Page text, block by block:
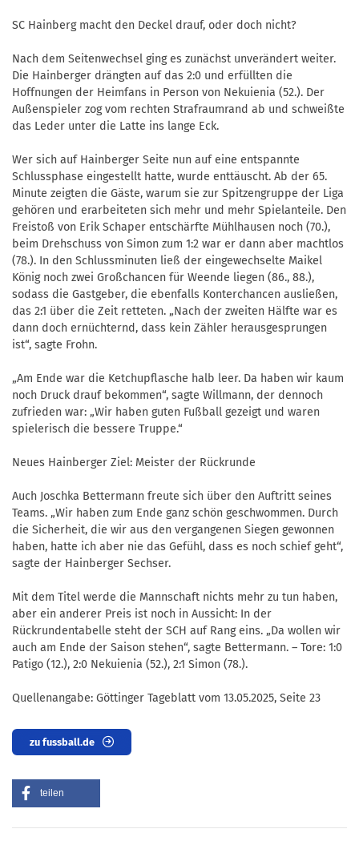
SC Hainberg macht den Deckel drauf, oder doch nicht?
Nach dem Seitenwechsel ging es zunächst unverändert weiter.
Die Hainberger drängten auf das 2:0 und erfüllten die
Hoffnungen der Heimfans in Person von Nekuienia (52.). Der
Außenspieler zog vom rechten Strafraumrand ab und schweißte
das Leder unter die Latte ins lange Eck.
Wer sich auf Hainberger Seite nun auf eine entspannte
Schlussphase eingestellt hatte, wurde enttäuscht. Ab der 65.
Minute zeigten die Gäste, warum sie zur Spitzengruppe der Liga
gehören und erarbeiteten sich mehr und mehr Spielanteile. Den
Freistoß von Erik Schaper entschärfte Mühlhausen noch (70.),
beim Drehschuss von Simon zum 1:2 war er dann aber machtlos
(78.). In den Schlussminuten ließ der eingewechselte Maikel
König noch zwei Großchancen für Weende liegen (86., 88.),
sodass die Gastgeber, die ebenfalls Konterchancen ausließen,
das 2:1 über die Zeit retteten. „Nach der zweiten Hälfte war es
dann doch ernüchternd, dass kein Zähler herausgesprungen
ist“, sagte Frohn.
„Am Ende war die Ketchupflasche halb leer. Da haben wir kaum
noch Druck drauf bekommen“, sagte Willmann, der dennoch
zufrieden war: „Wir haben guten Fußball gezeigt und waren
spielerisch die bessere Truppe.“
Neues Hainberger Ziel: Meister der Rückrunde
Auch Joschka Bettermann freute sich über den Auftritt seines
Teams. „Wir haben zum Ende ganz schön geschwommen. Durch
die Sicherheit, die wir aus den vergangenen Siegen gewonnen
haben, hatte ich aber nie das Gefühl, dass es noch schief geht“,
sagte der Hainberger Sechser.
Mit dem Titel werde die Mannschaft nichts mehr zu tun haben,
aber ein anderer Preis ist noch in Aussicht: In der
Rückrundentabelle steht der SCH auf Rang eins. „Da wollen wir
auch am Ende der Saison stehen“, sagte Bettermann. – Tore: 1:0
Patigo (12.), 2:0 Nekuienia (52.), 2:1 Simon (78.).
Quellenangabe: Göttinger Tageblatt vom 13.05.2025, Seite 23
zu fussball.de
teilen